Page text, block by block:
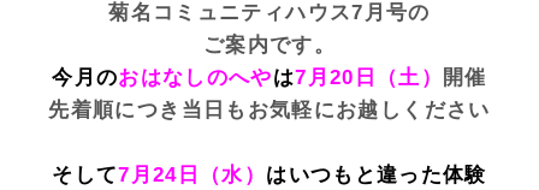
菊名コミュニティハウス7月号の
ご案内です。
今月のおはなしのへやは7月20日（土）
開催
先着順につき当日もお気軽にお越しください
そして7月24日（水） はいつもと違った体験